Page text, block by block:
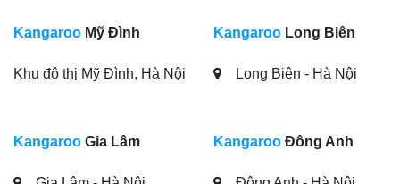
Kangaroo Mỹ Đình
Khu đô thị Mỹ Đình, Hà Nội
Kangaroo Long Biên
Long Biên - Hà Nội
Kangaroo Gia Lâm Kangaroo Đông Anh